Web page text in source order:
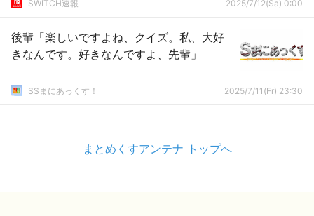
SWITCH速報 2025/7/12(Sa) 0:00
後輩「楽しいですよね、クイズ。私、大好
きなんです。好きなんですよ、先輩」
SSまにあっくす！ 2025/7/11(Fr) 23:30
まとめくすアンテナ トップへ